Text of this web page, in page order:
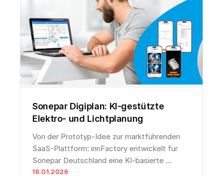
Sonepar Digiplan: KI-gestützte
Elektro- und Lichtplanung
Von der Prototyp-Idee zur marktführenden
SaaS-Plattform: innFactory entwickelt für
Sonepar Deutschland eine KI-basierte …
16.01.2026